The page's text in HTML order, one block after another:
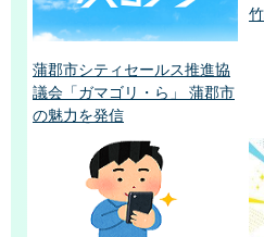
蒲郡市シティセールス推進協
議会「ガマゴリ・ら」 蒲郡市
の魅力を発信